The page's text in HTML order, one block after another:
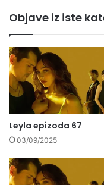
Objave iz iste
Leyla epizoda 67
03/09/2025